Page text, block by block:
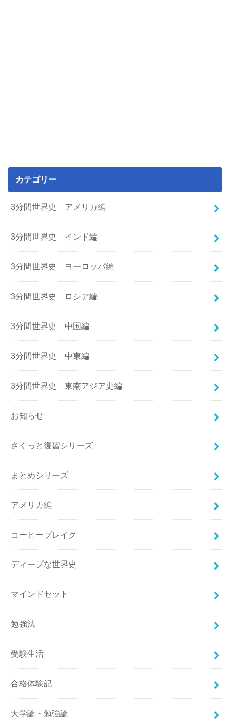
カテゴリー
3分間世界史 アメリカ編
3分間世界史 インド編
3分間世界史 ヨーロッパ編
3分間世界史 ロシア編
3分間世界史 中国編
3分間世界史 中東編
3分間世界史 東南アジア史編
お知らせ
さくっと復習シリーズ
まとめシリーズ
アメリカ編
コーヒーブレイク
ディープな世界史
マインドセット
勉強法
受験生活
合格体験記
大学論・勉強論